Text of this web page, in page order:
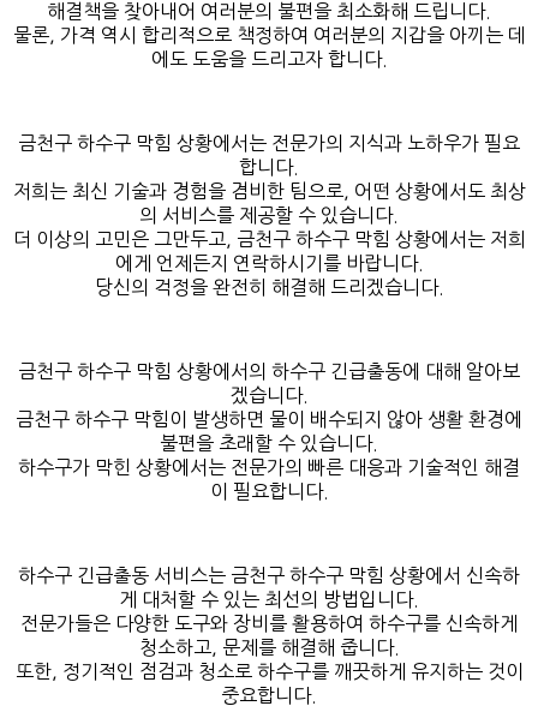
해결책을 찾아내어 여러분의 불편을 최소화해 드립니다.
물론, 가격 역시 합리적으로 책정하여 여러분의 지갑을 아끼는 데
에도 도움을 드리고자 합니다.
금천구 하수구 막힘 상황에서는 전문가의 지식과 노하우가 필요
합니다.
저희는 최신 기술과 경험을 겸비한 팀으로, 어떤 상황에서도 최상
의 서비스를 제공할 수 있습니다.
더 이상의 고민은 그만두고, 금천구 하수구 막힘 상황에서는 저희
에게 언제든지 연락하시기를 바랍니다.
당신의 걱정을 완전히 해결해 드리겠습니다.
금천구 하수구 막힘 상황에서의 하수구 긴급출동에 대해 알아보
겠습니다.
금천구 하수구 막힘이 발생하면 물이 배수되지 않아 생활 환경에
불편을 초래할 수 있습니다.
하수구가 막힌 상황에서는 전문가의 빠른 대응과 기술적인 해결
이 필요합니다.
하수구 긴급출동 서비스는 금천구 하수구 막힘 상황에서 신속하
게 대처할 수 있는 최선의 방법입니다.
전문가들은 다양한 도구와 장비를 활용하여 하수구를 신속하게
청소하고, 문제를 해결해 줍니다.
또한, 정기적인 점검과 청소로 하수구를 깨끗하게 유지하는 것이
중요합니다.